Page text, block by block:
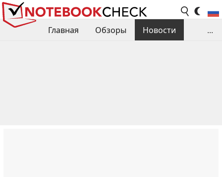
Главная Обзоры
Новости
...